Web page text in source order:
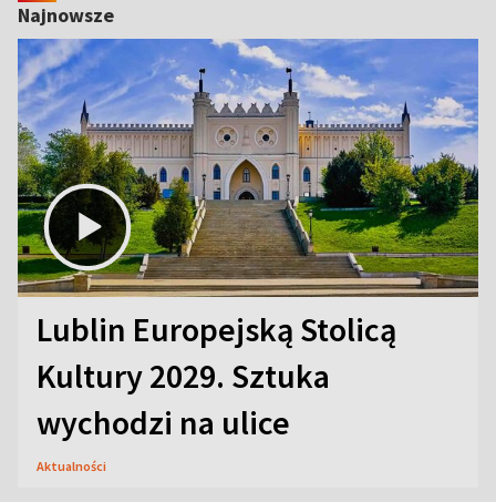
Najnowsze
Lublin Europejską Stolicą
Kultury 2029. Sztuka
wychodzi na ulice
Aktualności